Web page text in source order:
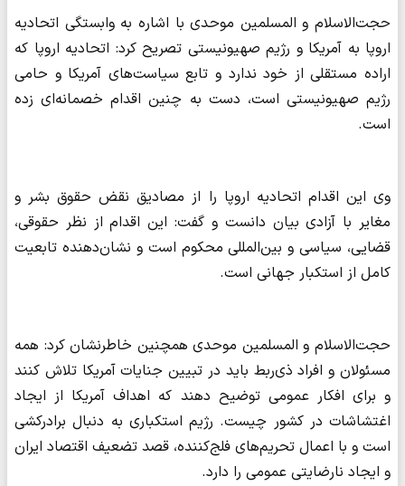
حجت‌الاسلام و المسلمین موحدی با اشاره به وابستگی اتحادیه
اروپا به آمریکا و رژیم صهیونیستی تصریح کرد: اتحادیه اروپا که
اراده مستقلی از خود ندارد و تابع سیاست‌های آمریکا و حامی
رژیم صهیونیستی است، دست به چنین اقدام خصمانه‌ای زده
است.
وی این اقدام اتحادیه اروپا را از مصادیق نقض حقوق بشر و
مغایر با آزادی بیان دانست و گفت: این اقدام از نظر حقوقی،
قضایی، سیاسی و بین‌المللی محکوم است و نشان‌دهنده تابعیت
کامل از استکبار جهانی است.
حجت‌الاسلام و المسلمین موحدی همچنین خاطرنشان کرد: همه
مسئولان و افراد ذی‌ربط باید در تبیین جنایات آمریکا تلاش کنند
و برای افکار عمومی توضیح دهند که اهداف آمریکا از ایجاد
اغتشاشات در کشور چیست. رژیم استکباری به دنبال برادرکشی
است و با اعمال تحریم‌های فلج‌کننده، قصد تضعیف اقتصاد ایران
و ایجاد نارضایتی عمومی را دارد.